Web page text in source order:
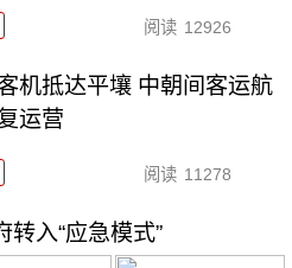
阅读 12926
机抵达平壤 中朝间客运航
运营
阅读 11278
入“应急模式”